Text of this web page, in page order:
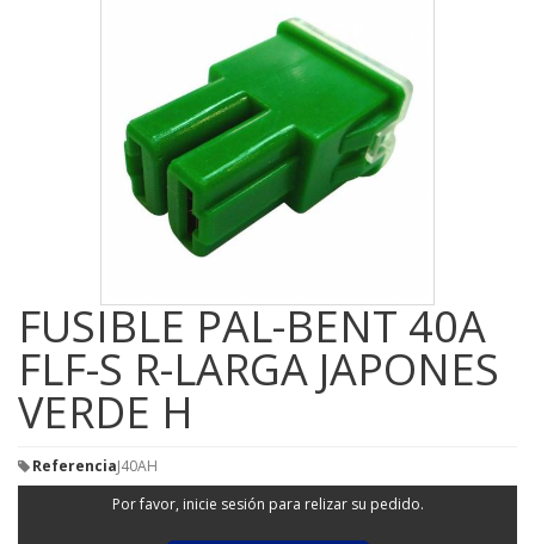
FUSIBLE PAL-BENT 40A
FLF-S R-LARGA JAPONES
VERDE H
ReferenciaJ40AH
Por favor, inicie sesión para relizar su pedido.